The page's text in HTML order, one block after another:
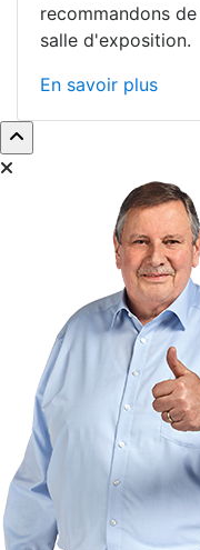
recommandons
salle d'exposition.
En savoir plus